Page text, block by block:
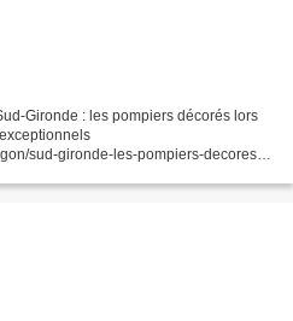
Gironde : les pompiers décorés lors
sud-gironde-les-pompiers-decores-